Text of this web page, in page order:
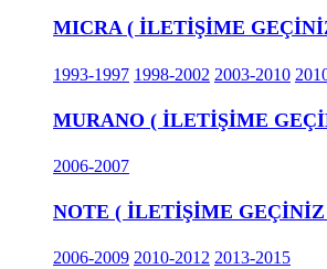
MICRA ( İLETİŞİME
1993-1997 1998-2002 2003-2010
MURANO ( İLETİŞİME
2006-2007
NOTE ( İLETİŞİME
2006-2009 2010-2012 2013-2015